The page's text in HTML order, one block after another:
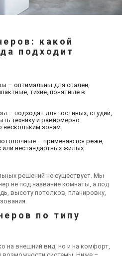
какой
подходит
– оптимальны для спален,
тихие, понятные в
– подходят для гостиных, студий,
технику и равномерно
нескольким зонам.
– применяются реже,
нестандартных жилых
решений не существует. Мы
не под название комнаты, а под
высоту потолков, планировку,
по типу
на внешний вид, но и на комфорт,